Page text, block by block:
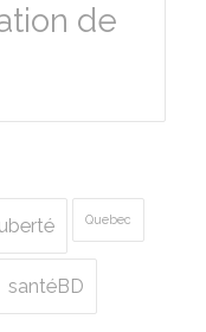
de
Quebec
santéBD